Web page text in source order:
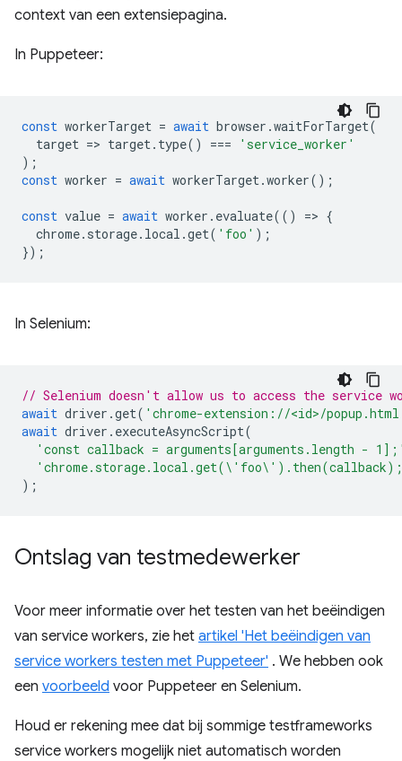
context van een extensiepagina.
In Puppeteer:
const workerTarget = await browser .waitForTarget(
target => target. type() ===
'service_worker'
);
const worker = await workerTarget.worker();
const value = await worker . evaluate(() => {
chrome. storage. local .get( 'foo' );
});
In Selenium:
// Selenium doesn't allow us to access the service
await driver .get( 'chrome-extension://<id>/
await driver . executeAsyncScript(
'const callback = arguments[arguments.length -
);
Ontslag van testmedewerker
Voor meer informatie over het testen van het beëindigen
van service workers, zie het artikel 'Het beëindigen van
service workers testen met Puppeteer' . We hebben ook
een voorbeeld voor Puppeteer en Selenium.
Houd er rekening mee dat bij sommige testframeworks
service workers mogelijk niet automatisch worden